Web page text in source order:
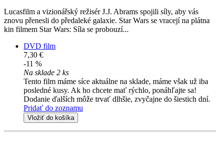
Lucasfilm a vizionářský režisér J.J. Abrams spojili síly, aby vás
znovu přenesli do předaleké galaxie. Star Wars se vracejí na plátna
kin filmem Star Wars: Síla se probouzí...
DVD film
7,30 €
-11 %
Na sklade 2 ks
Tento film máme síce aktuálne na sklade, máme však už iba
posledné kusy. Ak ho chcete mať rýchlo, ponáhľajte sa!
Dodanie ďalších môže trvať dlhšie, zvyčajne do šiestich dní.
Pridať do zoznamu
Vložiť do košíka